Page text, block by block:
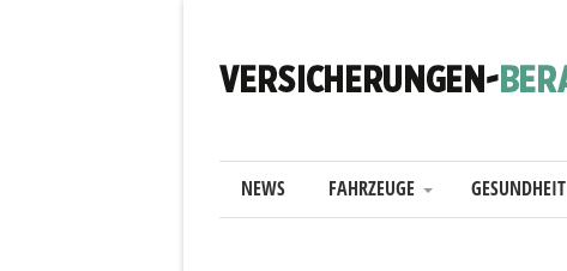
NEWS FAHRZEUGE GESUNDHEIT